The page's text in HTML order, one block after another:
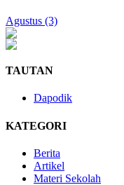
Agustus (3)
TAUTAN
Dapodik
KATEGORI
Berita
Artikel
Materi Sekolah